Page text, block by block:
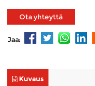
Ota yhteyttä
Jaa:
Kuvaus